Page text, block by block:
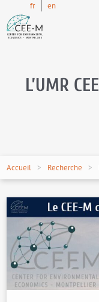
fr en
L’UMR
Accueil Recherche